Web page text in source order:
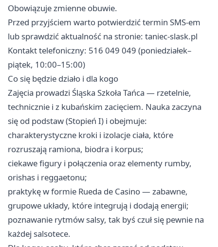
Obowiązuje zmienne obuwie.
Przed przyjściem warto potwierdzić termin SMS-em
lub sprawdzić aktualność na stronie: taniec-slask.pl
Kontakt telefoniczny: 516 049 049 (poniedziałek–
piątek, 10:00–15:00)
Co się będzie działo i dla kogo
Zajęcia prowadzi Śląska Szkoła Tańca — rzetelnie,
technicznie i z kubańskim zacięciem. Nauka zaczyna
się od podstaw (Stopień I) i obejmuje:
charakterystyczne kroki i izolacje ciała, które
rozruszają ramiona, biodra i korpus;
ciekawe figury i połączenia oraz elementy rumby,
orishas i reggaetonu;
praktykę w formie Rueda de Casino — zabawne,
grupowe układy, które integrują i dodają energii;
poznawanie rytmów salsy, tak byś czuł się pewnie na
każdej salsotece.